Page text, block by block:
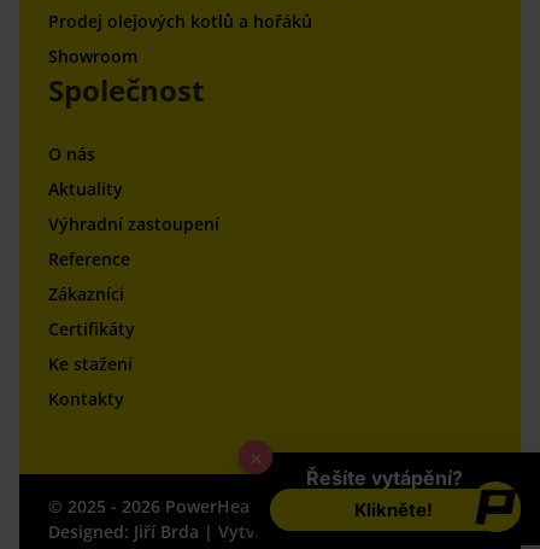
Prodej olejových kotlů a hořáků
Showroom
Společnost
O nás
Aktuality
Výhradní zastoupení
Reference
Zákazníci
Certifikáty
Ke stažení
Kontakty
© 2025 - 2026 PowerHeat
Všechna práva vyhrazena.
Designed: Jiří Brda | Vytvořil:Reklalink s.r.o.
×
Řešíte vytápění?
Klikněte!